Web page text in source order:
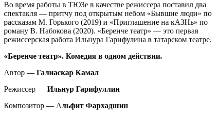
Во время работы в ТЮЗе в качестве режиссера поставил два
спектакля — притчу под открытым небом «Бывшие люди» по
рассказам М. Горького (2019) и «Приглашение на кАЗНь» по
роману В. Набокова (2020). «Беренче театр» — это первая
режиссерская работа Ильнура Гарифулина в татарском театре.
«Беренче театр». Комедия в одном действии.
Автор — Галиаскар Камал
Режиссер — Ильнур Гарифуллин
Композитор — Альфит Фархадшин